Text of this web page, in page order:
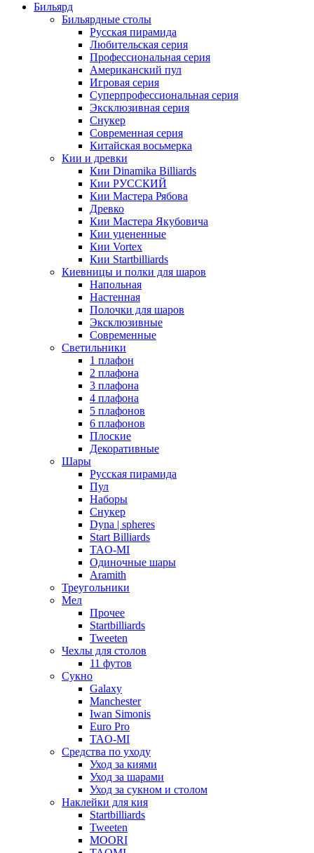
Бильярд
Бильярдные столы
Русская пирамида
Любительская серия
Профессиональная серия
Американский пул
Игровая серия
Суперпрофессиональная серия
Эксклюзивная серия
Снукер
Современная серия
Китайская восьмерка
Кии и древки
Кии Dinamika Billiards
Кии РУССКИЙ
Кии Мастера Рябова
Древко
Кии Мастера Якубовича
Кии уцененные
Кии Vortex
Кии Startbilliards
Киевницы и полки для шаров
Напольная
Настенная
Полочки для шаров
Эксклюзивные
Современные
Светильники
1 плафон
2 плафона
3 плафона
4 плафона
5 плафонов
6 плафонов
Плоские
Декоративные
Шары
Русская пирамида
Пул
Наборы
Снукер
Dyna | spheres
Start Billiards
TAO-MI
Одиночные шары
Aramith
Треугольники
Мел
Прочее
Startbilliards
Tweeten
Чехлы для столов
11 футов
Сукно
Galaxy
Manchester
Iwan Simonis
Euro Pro
TAO-MI
Средства по уходу
Уход за киями
Уход за шарами
Уход за сукном и столом
Наклейки для кия
Startbilliards
Tweeten
MOORI